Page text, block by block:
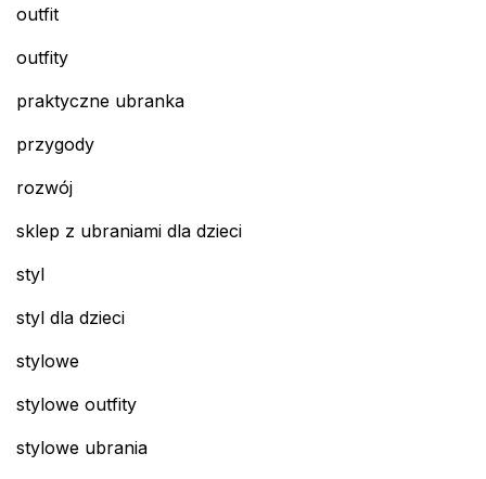
outfit
outfity
praktyczne ubranka
przygody
rozwój
sklep z ubraniami dla dzieci
styl
styl dla dzieci
stylowe
stylowe outfity
stylowe ubrania